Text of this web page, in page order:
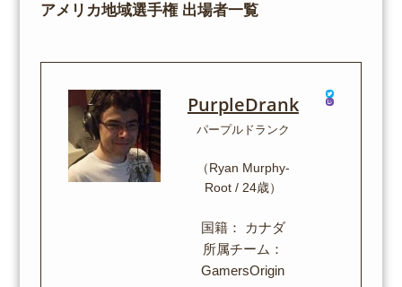
アメリカ地域選手権 出場者一覧
PurpleDrank
パープルドランク
（Ryan Murphy-
Root / 24歳）
国籍： カナダ
所属チーム：
GamersOrigin